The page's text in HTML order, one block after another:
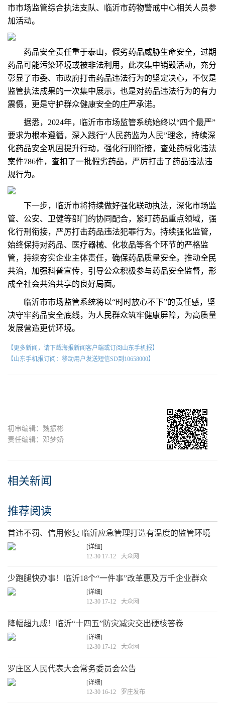
市市场监管综合执法支队、临沂市药物警戒中心相关人员参
加活动。
药品安全责任重于泰山，假劣药品威胁生命安全，过期
药品可能污染环境或被非法利用，此次集中销毁活动，充分
彰显了市委、市政府打击药品违法行为的坚定决心，不仅是
监管执法成果的一次集中展示，也是对药品违法行为的有力
震慑，更是守护群众健康安全的庄严承诺。
据悉，2024年，临沂市市场监管系统始终以“四个最严”
要求为根本遵循，深入践行“人民药监为人民”理念，持续深
化药品安全巩固提升行动，强化行刑衔接，查处药械化违法
案件786件，查扣了一批假劣药品，严厉打击了药品违法违
规行为。
下一步，临沂市将持续做好强化联动执法，深化市场监
管、公安、卫健等部门的协同配合，紧盯药品重点领域，强
化行刑衔接，严厉打击药品违法犯罪行为。持续强化监管，
始终保持对药品、医疗器械、化妆品等各个环节的严格监
管，持续夯实企业主体责任，确保药品质量安全。推动全民
共治，加强科普宣传，引导公众积极参与药品安全监督，形
成全社会共治共享的良好局面。
临沂市市场监管系统将以“时时放心不下”的责任感，坚
决守牢药品安全底线，为人民群众筑牢健康屏障，为高质量
发展营造更优环境。
【更多新闻，请下载海报新闻客户端或订阅山东手机报】
【山东手机报订阅：移动用户发送短信SD到10658000】
初审编辑：魏振彬
责任编辑：邓梦娇
相关新闻
推荐阅读
首违不罚、信用修复 临沂应急管理打造有温度的监管环境
[详细]
12-30 17-12
大众网
少跑腿快办事！临沂18个“一件事”改革惠及万千企业群众
[详细]
12-30 17-12
大众网
降幅超九成！临沂“十四五”防灾减灾交出硬核答卷
[详细]
12-30 17-12
大众网
罗庄区人民代表大会常务委员会公告
[详细]
12-30 16-12
罗庄发布